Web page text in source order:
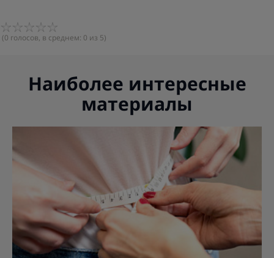
(0 голосов, в среднем: 0 из 5)
Наиболее интересные
материалы